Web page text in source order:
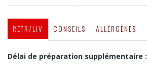
RETR/LIV CONSEILS ALLERGÈNES
Délai de préparation supplémentaire :